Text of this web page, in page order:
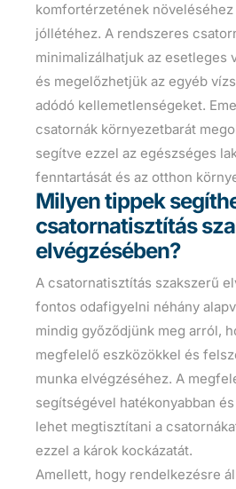
komfortérzetének növeléséhez
jóllétéhez. A rendszeres
minimalizálhatjuk az esetleges
és megelőzhetjük az egyéb
adódó kellemetlenségeket.
csatornák környezetbarát
segítve ezzel az egészséges
fenntartását és az otthon
Milyen tippek
csatornatisztítás
elvégzésében?
A csatornatisztítás szakszerű
fontos odafigyelni néhány
mindig győződjünk meg arról,
megfelelő eszközökkel és
munka elvégzéséhez. A
segítségével hatékonyabban
lehet megtisztítani a
ezzel a károk kockázatát.
Amellett, hogy rendelkezésre